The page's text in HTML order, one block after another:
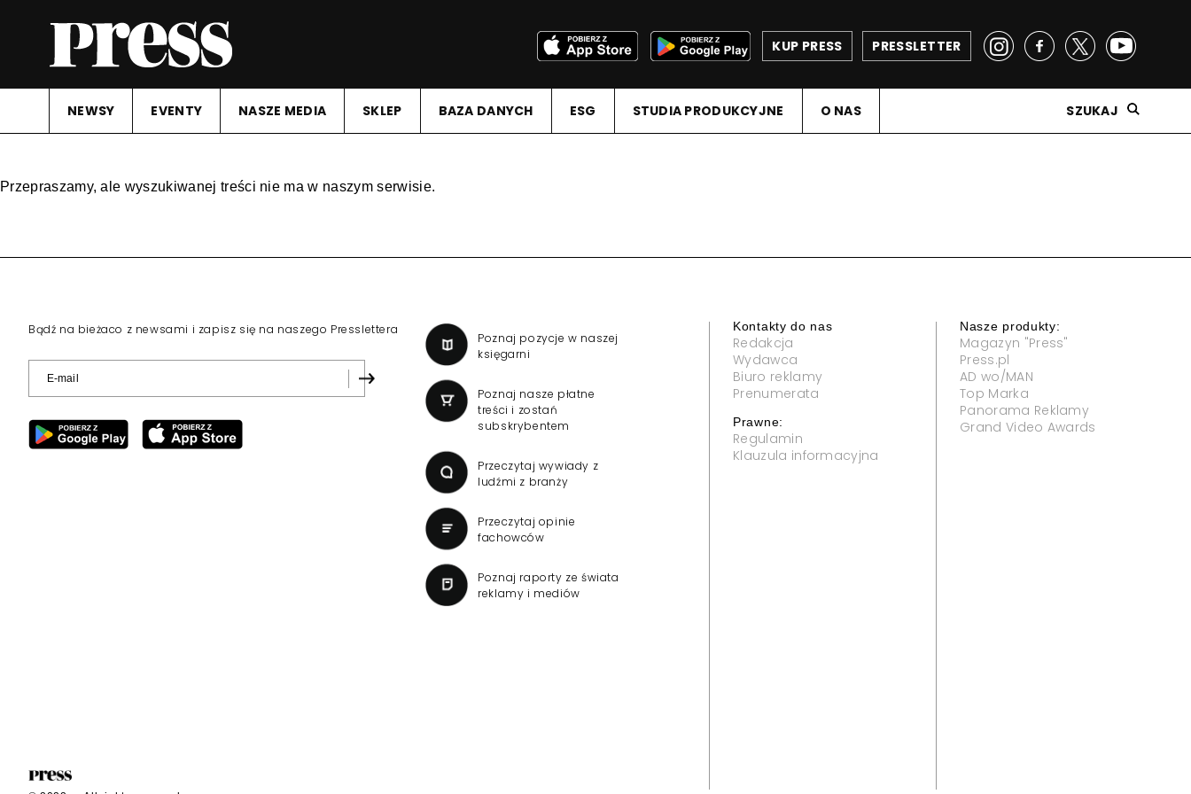
PRESSLETTER
KUP PRESS
NEWSY EVENTY NASZE MEDIA SKLEP BAZA DANYCH ESG STUDIA PRODUKCYJNE O NAS SZUKAJ
Przepraszamy, ale wyszukiwanej treści nie ma w naszym serwisie.
Bądź na bieżaco z newsami i zapisz się na naszego Presslettera
Poznaj pozycje w naszej
księgarni
Poznaj nasze płatne
treści i zostań
subskrybentem
Przeczytaj wywiady z
ludźmi z branży
Przeczytaj opinie
fachowców
Poznaj raporty ze świata
reklamy i mediów
Kontakty do nas
Redakcja
Wydawca
Biuro reklamy
Prenumerata
Prawne:
Regulamin
Klauzula informacyjna
Nasze produkty:
Magazyn "Press"
Press.pl
AD wo/MAN
Top Marka
Panorama Reklamy
Grand Video Awards